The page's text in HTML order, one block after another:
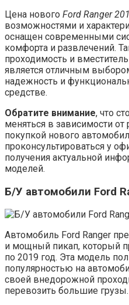
Цена нового Ford Ranger
возможностями и
оснащен современными
комфорта и развлечений.
проходимость и
является отличным
надежность и
средстве.
Обратите внимание, что
меняться в зависимости
покупкой нового
проконсультироваться у
получения актуальной
моделей.
Б/У автомобили Ford
Автомобиль Ford Ranger
и мощный пикап, который
по 2019 год. Эта модель
популярностью на
своей внедорожной
перевозить большие грузы.